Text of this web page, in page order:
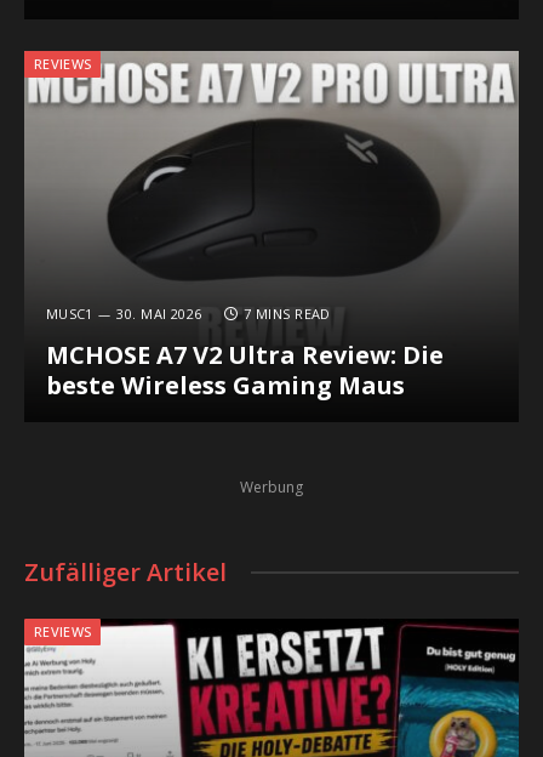
REVIEWS
MUSC1 30. MAI 2026 7 MINS READ
MCHOSE A7 V2 Ultra Review: Die
beste Wireless Gaming Maus
Werbung
Zufälliger Artikel
REVIEWS